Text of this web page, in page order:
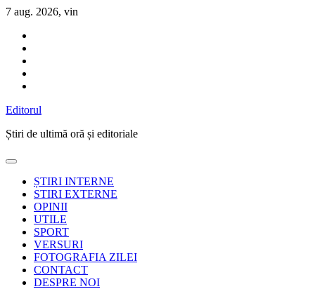
Sari
conținut
7 aug. 2026, vin
Editorul
Știri de ultimă oră și editoriale
ȘTIRI INTERNE
STIRI EXTERNE
OPINII
UTILE
SPORT
VERSURI
FOTOGRAFIA ZILEI
CONTACT
DESPRE NOI